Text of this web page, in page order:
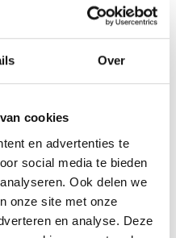
Over
cookies
en advertenties te
social media te bieden
Ook delen we
onze site met onze
en analyse. Deze
concurrentie en snelle
in retail en groothandel
de hand van marktinzichten
welke stappen
toekomstbestendig te
toegevoegde waarde
versneller van je werk